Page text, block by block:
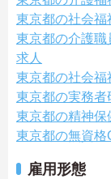
東京都の社会福
東京都の介護
求人
東京都の社会福
東京都の実務者
東京都の精神保
東京都の無資格
雇用形態